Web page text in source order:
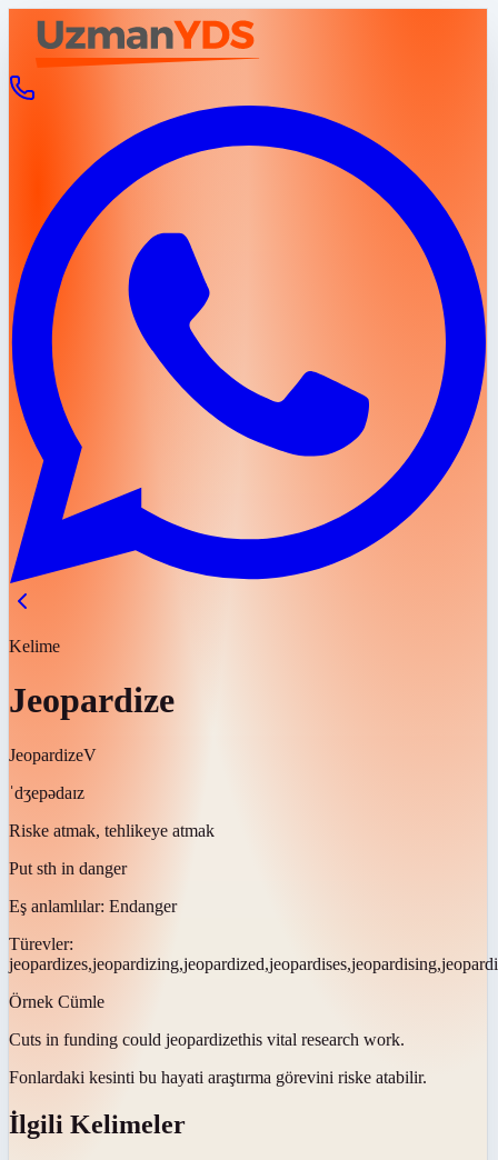
Kelime
Jeopardize
JeopardizeV
ˈdʒepədaɪz
Riske atmak, tehlikeye atmak
Put sth in danger
Eş anlamlılar: Endanger
Türevler:
Örnek Cümle
Cuts in funding could jeopardizethis vital research work.
Fonlardaki kesinti bu hayati araştırma görevini riske atabilir.
İlgili Kelimeler